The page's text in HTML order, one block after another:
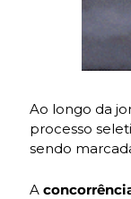
Ao longo da
processo
sendo
A